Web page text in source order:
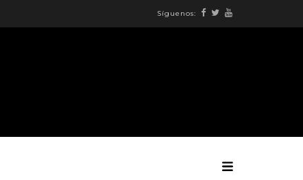
Síguenos: